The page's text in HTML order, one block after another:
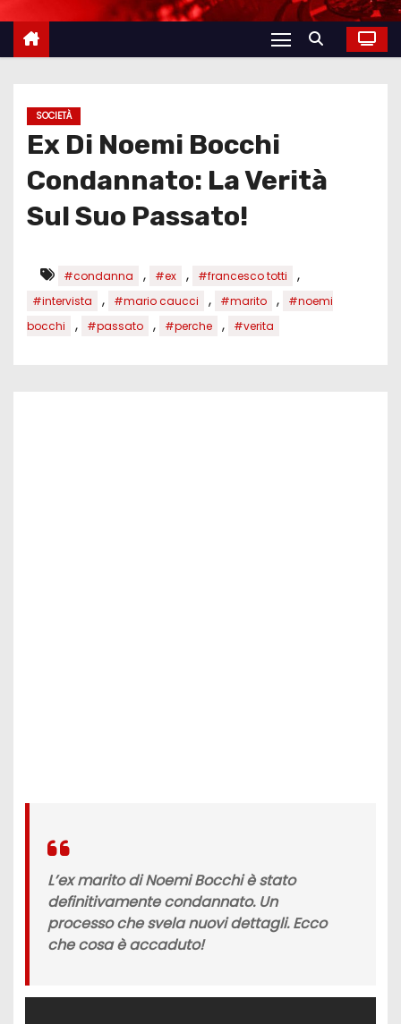
SOCIETÀ
Ex Di Noemi Bocchi
Condannato: La Verità
Sul Suo Passato!
#condanna , #ex , #francesco totti ,
#intervista , #mario caucci , #marito ,
#noemi
bocchi
, #passato , #perche , #verita
L’ex marito di Noemi Bocchi è stato
definitivamente condannato. Un
processo che svela nuovi dettagli. Ecco
che cosa è accaduto!